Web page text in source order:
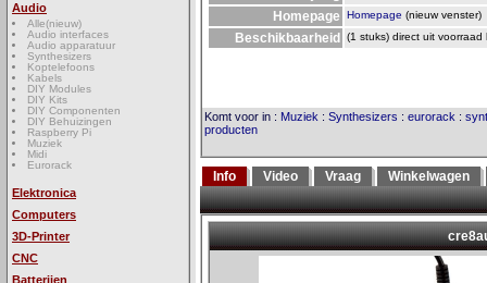
Audio
Alle(nieuw)
Audio interfaces
Audio apparatuur
Synthesizers
Koptelefoons
Kabels
DIY Modules
DIY Kits
DIY Componenten
DIY Behuizingen
Raspberry Pi
Muziek
Midi
Eurorack
Elektronica
Computers
3D-Printer
CNC
Batterijen
Homepage
Homepage (nieuw venster)
Beschikbaarheid (1 stuks) direct uit voorraad
Komt voor in : Muziek : Synthesizers : eurorack :
producten
Info Video Vraag Winkelwagen